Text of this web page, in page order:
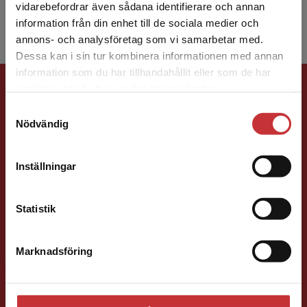
vidarebefordrar även sådana identifierare och annan
information från din enhet till de sociala medier och
annons- och analysföretag som vi samarbetar med.
Dessa kan i sin tur kombinera informationen med annan
information som du har tillhandahållit eller som de har
Nödvändig
Inställningar
Statistik
Marknadsföring
Begränsad fraktregion
Det verkar som att du besöker
studentlitteratur.se via en enhet utanför Sverige.
Vi erbjuder inte leveranser utanför Sverige. För
att kunna slutföra ett köp måste
på Notti...
Förlagskontakt